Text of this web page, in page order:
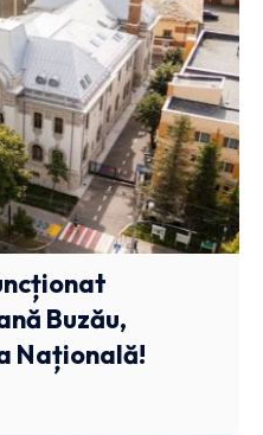
Buzău,
Națională!